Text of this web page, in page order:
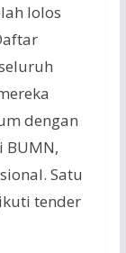
lolos
dengan
BUMN,
Satu
tender